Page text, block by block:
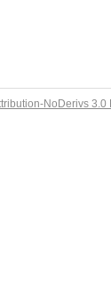
NoDerivs 3.0